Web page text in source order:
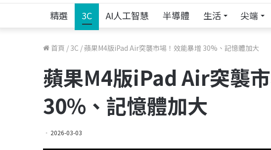
精選 3C AI人工智慧 半導體 生活 尖端
首頁 / 3C /蘋果M4版iPad Air突襲市場！效能暴增 30%、記憶體加大
蘋果M4版iPad Air突襲
30%、記憶體加大
2026-03-03